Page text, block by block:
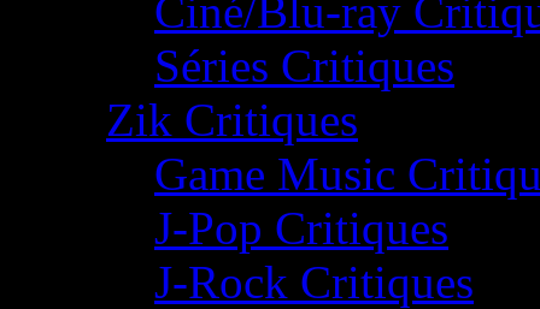
Ciné/Blu-ray
Séries Critiques
Zik Critiques
Game Music
J-Pop Critiques
J-Rock Critiques